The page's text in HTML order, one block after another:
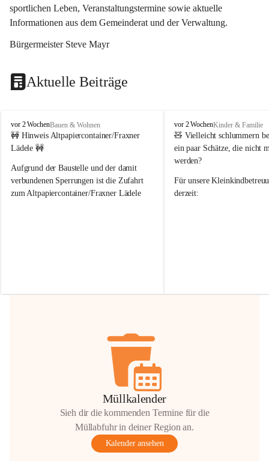
sportlichen Leben, Veranstaltungstermine sowie aktuelle
Informationen aus dem Gemeinderat und der Verwaltung.
Bürgermeister Steve Mayr
Aktuelle Beiträge
F
r
a
e
r
n
vor 2 WochenBauen & Wohnen
🚧 Hinweis Altpapiercontainer/Fraxner
Lädele 🚧
Aufgrund der Baustelle und der damit
verbundenen Sperrungen ist die Zufahrt
zum Altpapiercontainer/Fraxner Lädele
Hilfsbereitschaft!
F
r
a
x
r
n
vor 2 WochenKinder & Familie
🧸 Vielleicht schlummern
ein paar Schätze, die nicht
werden?
Für unsere
derzeit:
Müllkalender
Sieh dir die kommenden Termine für die
Müllabfuhr in deiner Region an.
Kalender ansehen